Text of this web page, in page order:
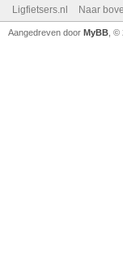
Ligfietsers.nl Naar
Aangedreven door MyBB ,